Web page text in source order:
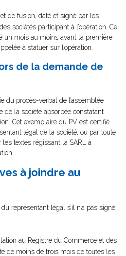
de fusion, daté et signé par les
sociétés participant à l’opération. Ce
un mois au moins avant la première
à statuer sur l’opération.
de la demande de
du procès-verbal de l’assemblée
de la société absorbée constatant
Cet exemplaire du PV est certifié
légal de la société, ou par toute
textes régissant la SARL à
à joindre au
représentant légal s’il n’a pas signé
au Registre du Commerce et des
de moins de trois mois de toutes les